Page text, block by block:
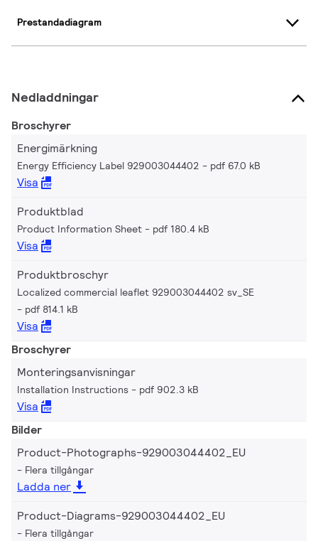
Prestandadiagram
Nedladdningar
Broschyrer
Energimärkning
Energy Efficiency Label 929003044402 pdf 67.0 kB
Visa
Produktblad
Product Information Sheet pdf 180.4 kB
Visa
Produktbroschyr
Localized commercial leaflet 929003044402 sv_SE
pdf 814.1 kB
Visa
Broschyrer
Monteringsanvisningar
Installation Instructions pdf 902.3 kB
Visa
Bilder
Product-Photographs-929003044402_EU
Flera tillgångar
Ladda ner
Product-Diagrams-929003044402_EU
Flera tillgångar